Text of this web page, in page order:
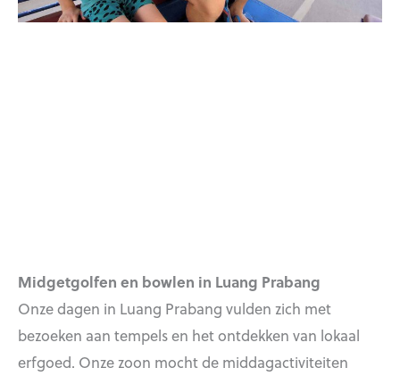
Midgetgolfen en bowlen in Luang Prabang
Onze dagen in Luang Prabang vulden zich met
bezoeken aan tempels en het ontdekken van lokaal
erfgoed. Onze zoon mocht de middagactiviteiten